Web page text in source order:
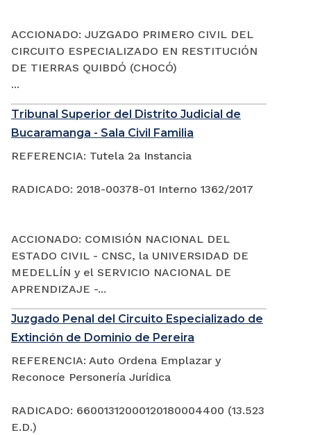
ACCIONADO: JUZGADO PRIMERO CIVIL DEL
CIRCUITO ESPECIALIZADO EN RESTITUCIÓN
DE TIERRAS QUIBDÓ (CHOCÓ)
...
Tribunal Superior del Distrito Judicial de
Bucaramanga - Sala Civil Familia
REFERENCIA: Tutela 2a Instancia
RADICADO: 2018-00378-01 Interno 1362/2017
ACCIONADO: COMISIÓN NACIONAL DEL
ESTADO CIVIL - CNSC, la UNIVERSIDAD DE
MEDELLÍN y el SERVICIO NACIONAL DE
APRENDIZAJE -...
Juzgado Penal del Circuito Especializado de
Extinción de Dominio de Pereira
REFERENCIA: Auto Ordena Emplazar y
Reconoce Personería Jurídica
RADICADO: 66001312000120180004400 (13.523
E.D.)